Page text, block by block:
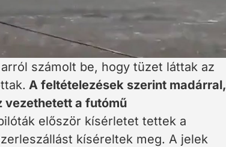
számolt be, hogy tüzet láttak az
A feltételezések szerint madárral,
vezethetett a futómű
először kísérletet tettek a
kíséreltek meg. A jelek